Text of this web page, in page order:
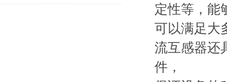
定性等，能
可以满足大
流互感器还
件，